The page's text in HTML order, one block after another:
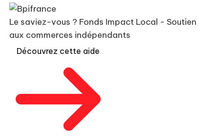
Le saviez-vous ? Fonds Impact Local - Soutien
aux commerces indépendants
Découvrez cette aide